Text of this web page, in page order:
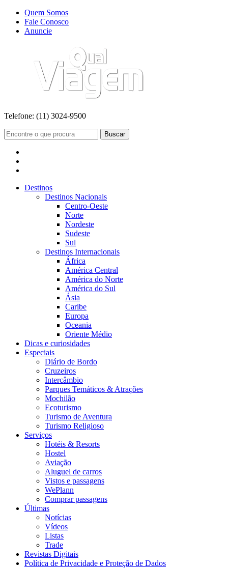
Quem Somos
Fale Conosco
Anuncie
Telefone: (11) 3024-9500
Buscar
Destinos
Destinos Nacionais
Centro-Oeste
Norte
Nordeste
Sudeste
Sul
Destinos Internacionais
África
América Central
América do Norte
América do Sul
Ásia
Caribe
Europa
Oceania
Oriente Médio
Dicas e curiosidades
Especiais
Diário de Bordo
Cruzeiros
Intercâmbio
Parques Temáticos & Atrações
Mochilão
Ecoturismo
Turismo de Aventura
Turismo Religioso
Serviços
Hotéis & Resorts
Hostel
Aviação
Aluguel de carros
Vistos e passagens
WePlann
Comprar passagens
Últimas
Notícias
Vídeos
Listas
Trade
Revistas Digitais
Política de Privacidade e Proteção de Dados